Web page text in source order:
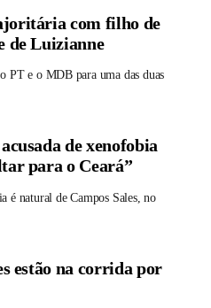
com filho de
de Luizianne
PT e o MDB para uma das duas
de xenofobia
para o Ceará”
é natural de Campos Sales, no
estão na corrida por